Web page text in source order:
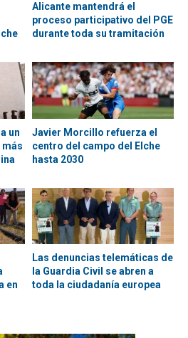
Alicante mantendrá el
proceso participativo del PGE
durante toda su tramitación
un
más
Javier Morcillo refuerza el
centro del campo del Elche
hasta 2030
en
Las denuncias telemáticas de
la Guardia Civil se abren a
toda la ciudadanía europea